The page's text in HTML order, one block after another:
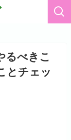
るべきこ
とチェッ